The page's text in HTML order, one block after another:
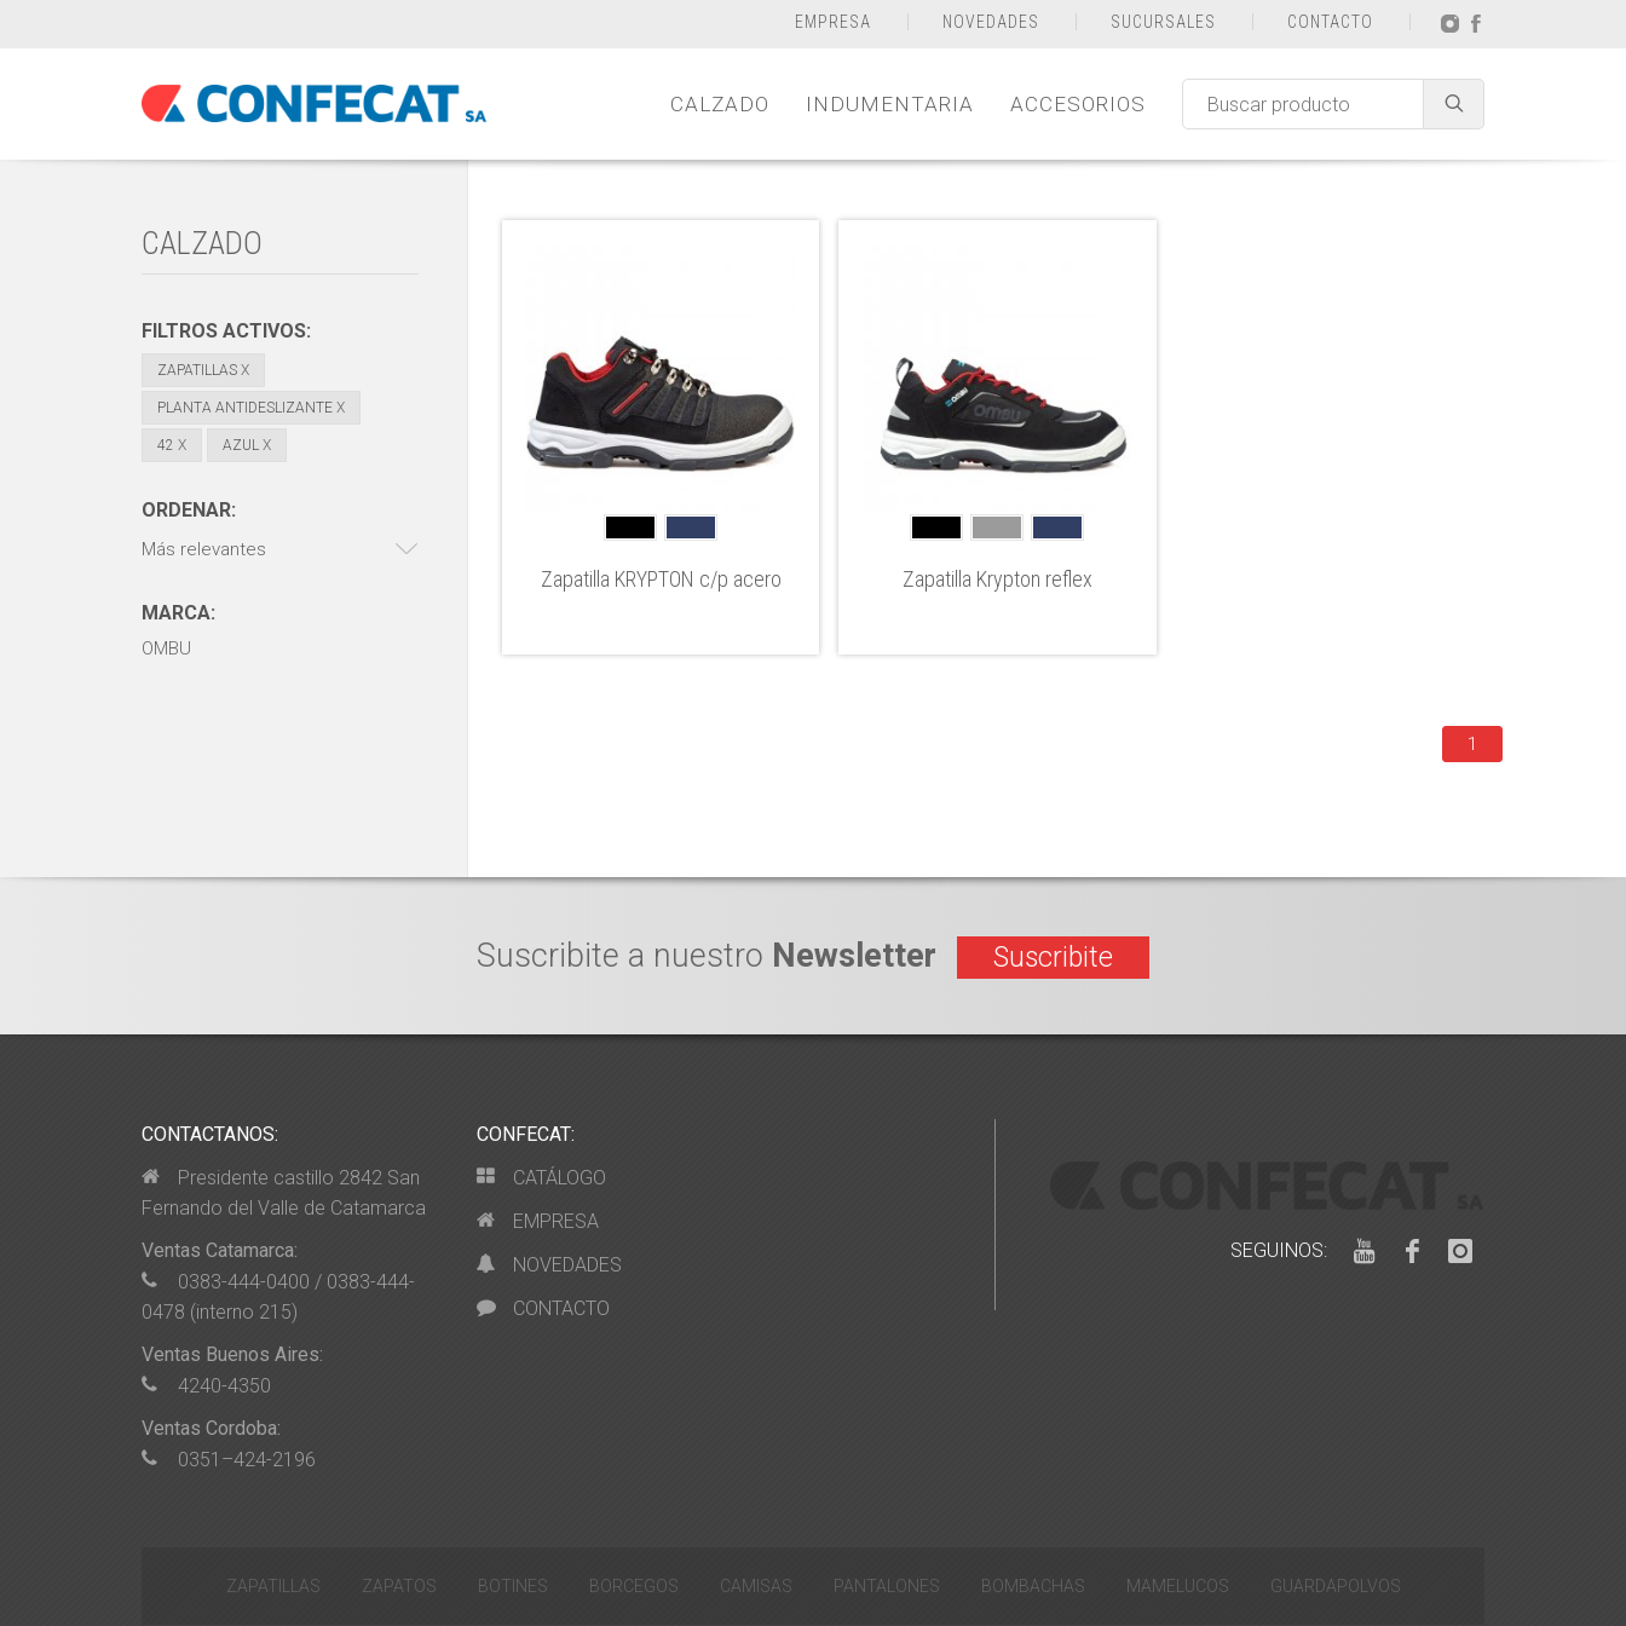
EMPRESA NOVEDADES SUCURSALES CONTACTO
CALZADO INDUMENTARIA ACCESORIOS
CALZADO
FILTROS ACTIVOS:
ZAPATILLAS X
PLANTA ANTIDESLIZANTE X
42 X AZUL X
ORDENAR:
Más relevantes
MARCA:
OMBU
Zapatilla KRYPTON c/p acero Zapatilla Krypton reflex
1
Suscribite a nuestro Newsletter Suscribite
CONTACTANOS:
Presidente castillo 2842 San
Fernando del Valle de Catamarca
Ventas Catamarca:
0383-444-0400 / 0383-444-
0478 (interno 215)
Ventas Buenos Aires:
4240-4350
Ventas Cordoba:
0351–424-2196
CONFECAT:
CATÁLOGO
EMPRESA
NOVEDADES
CONTACTO
SEGUINOS:
ZAPATILLAS ZAPATOS BOTINES BORCEGOS CAMISAS PANTALONES BOMBACHAS MAMELUCOS GUARDAPOLVOS